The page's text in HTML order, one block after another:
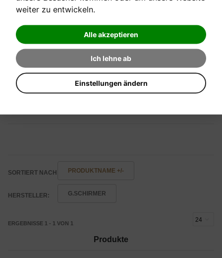
weiter zu entwickeln.
Alle akzeptieren
Ich lehne ab
Einstellungen ändern
ZUBEHÖR
SORTIERT NACH PRODUKTNAME +/-
HERSTELLER: G.SCHIRMER
ERGEBNISSE 1 - 1 VON 1
Produkte